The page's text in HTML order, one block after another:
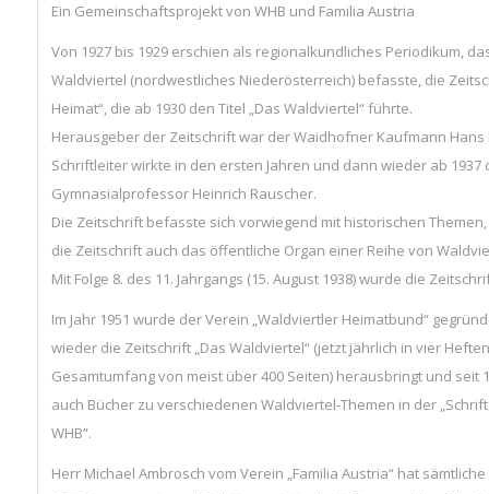
Ein Gemeinschaftsprojekt von WHB und Familia Austria
Von 1927 bis 1929 erschien als regionalkundliches Periodikum,
Waldviertel (nordwestliches Niederösterreich) befasste, die
Heimat“, die ab 1930 den Titel „Das Waldviertel“ führte.
Herausgeber der Zeitschrift war der Waidhofner Kaufmann Hans
Schriftleiter wirkte in den ersten Jahren und dann wieder ab
Gymnasialprofessor Heinrich Rauscher.
Die Zeitschrift befasste sich vorwiegend mit historischen Themen,
die Zeitschrift auch das öffentliche Organ einer Reihe von
Mit Folge 8. des 11. Jahrgangs (15. August 1938) wurde die
Im Jahr 1951 wurde der Verein „Waldviertler Heimatbund“
wieder die Zeitschrift „Das Waldviertel“ (jetzt jährlich in vier
Gesamtumfang von meist über 400 Seiten) herausbringt und seit
auch Bücher zu verschiedenen Waldviertel-Themen in der
WHB“.
Herr Michael Ambrosch vom Verein „Familia Austria“ hat